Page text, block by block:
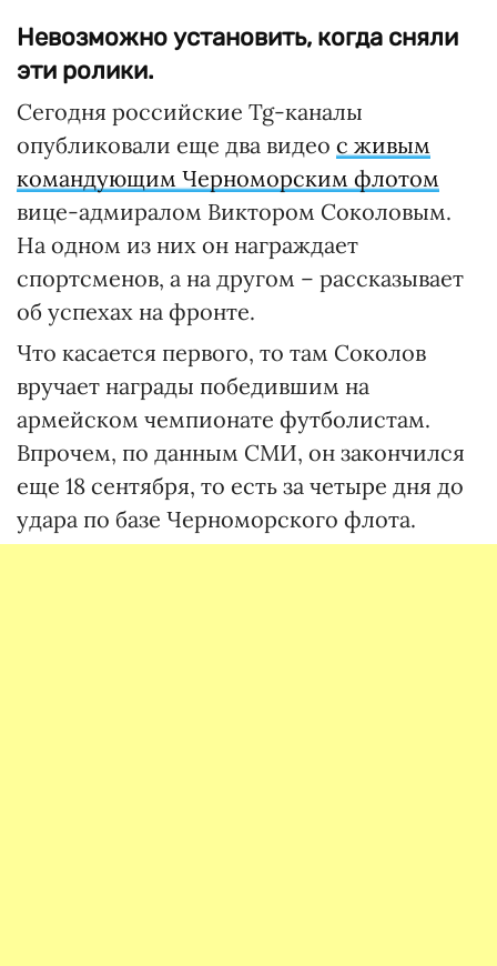
Невозможно установить, когда сняли
эти ролики.
Сегодня российские Tg-каналы
опубликовали еще два видео с живым
командующим Черноморским флотом
вице-адмиралом Виктором Соколовым.
На одном из них он награждает
спортсменов, а на другом – рассказывает
об успехах на фронте.
Что касается первого, то там Соколов
вручает награды победившим на
армейском чемпионате футболистам.
Впрочем, по данным СМИ, он закончился
еще 18 сентября, то есть за четыре дня до
удара по базе Черноморского флота.